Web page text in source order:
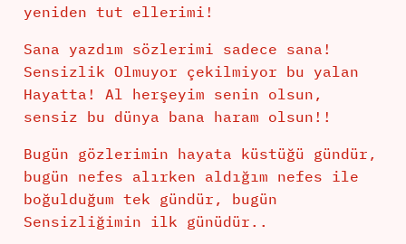
yeniden tut ellerimi!
Sana yazdım sözlerimi sadece sana!
Sensizlik Olmuyor çekilmiyor bu yalan
Hayatta! Al herşeyim senin olsun,
sensiz bu dünya bana haram olsun!!
Bugün gözlerimin hayata küstüğü gündür,
bugün nefes alırken aldığım nefes ile
boğulduğum tek gündür, bugün
Sensizliğimin ilk günüdür..